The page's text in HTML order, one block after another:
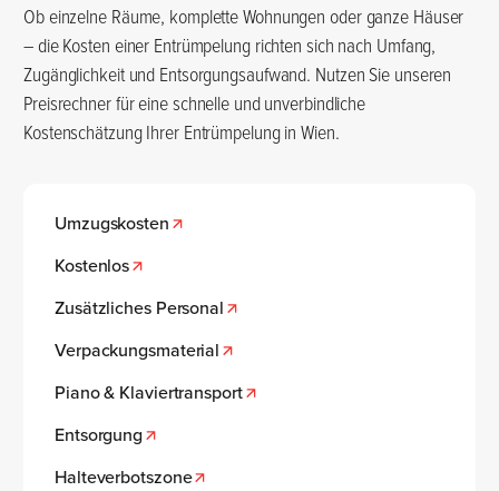
Ob einzelne Räume, komplette Wohnungen oder ganze Häuser
– die Kosten einer Entrümpelung richten sich nach Umfang,
Zugänglichkeit und Entsorgungsaufwand. Nutzen Sie unseren
Preisrechner für eine schnelle und unverbindliche
Kostenschätzung Ihrer Entrümpelung in Wien.
Umzugskosten
Kostenlos
Zusätzliches Personal
Verpackungsmaterial
Piano & Klaviertransport
Entsorgung
Halteverbotszone